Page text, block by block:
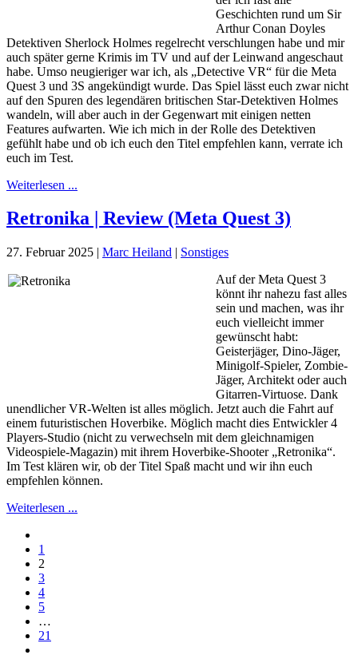
Geschichten rund um Sir
Arthur Conan Doyles
Detektiven Sherlock Holmes regelrecht verschlungen habe und mir
auch später gerne Krimis im TV und auf der Leinwand angeschaut
habe. Umso neugieriger war ich, als „Detective VR“ für die Meta
Quest 3 und 3S angekündigt wurde. Das Spiel lässt euch zwar nicht
auf den Spuren des legendären britischen Star-Detektiven Holmes
wandeln, will aber auch in der Gegenwart mit einigen netten
Features aufwarten. Wie ich mich in der Rolle des Detektiven
gefühlt habe und ob ich euch den Titel empfehlen kann, verrate ich
euch im Test.
Weiterlesen ...
Retronika | Review (Meta Quest 3)
27. Februar 2025 | Marc Heiland | Sonstiges
Auf der Meta Quest 3
könnt ihr nahezu fast alles
sein und machen, was ihr
euch vielleicht immer
gewünscht habt:
Geisterjäger, Dino-Jäger,
Minigolf-Spieler, Zombie-
Jäger, Architekt oder auch
Gitarren-Virtuose. Dank
unendlicher VR-Welten ist alles möglich. Jetzt auch die Fahrt auf
einem futuristischen Hoverbike. Möglich macht dies Entwickler 4
Players-Studio (nicht zu verwechseln mit dem gleichnamigen
Videospiele-Magazin) mit ihrem Hoverbike-Shooter „Retronika“.
Im Test klären wir, ob der Titel Spaß macht und wir ihn euch
empfehlen können.
Weiterlesen ...
1
2
3
4
5
…
21